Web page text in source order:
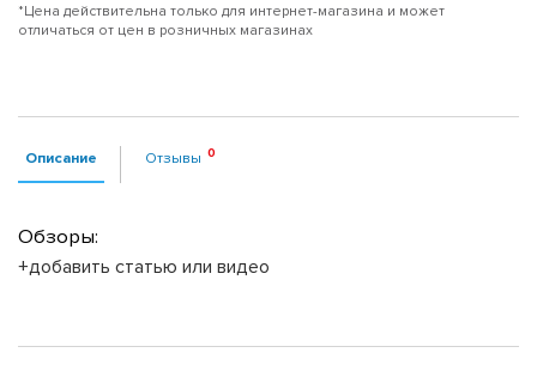
*Цена действительна только для интернет-магазина и может
отличаться от цен в розничных магазинах
Описание Отзывы
Обзоры:
+добавить статью или видео